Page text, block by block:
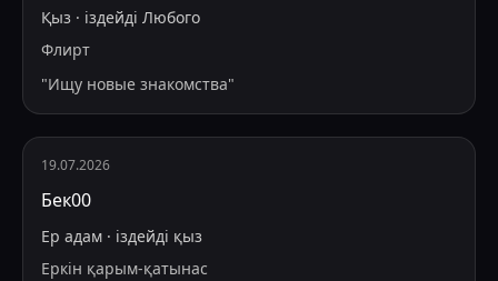
Қыз · іздейді Любого
Флирт
"Ищу новые знакомства"
19.07.2026
Бек00
Ер адам · іздейді қыз
Еркін қарым-қатынас